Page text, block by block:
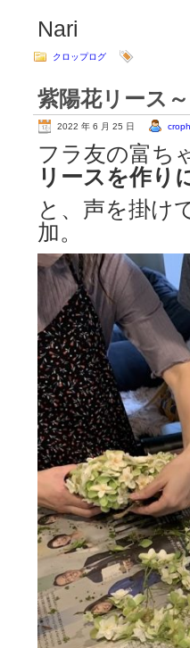
Nari
クロップログ
紫陽花リース
2022 年 6 月 25 日
フラ友の富ち
リースを作り
と、声を掛け
加。